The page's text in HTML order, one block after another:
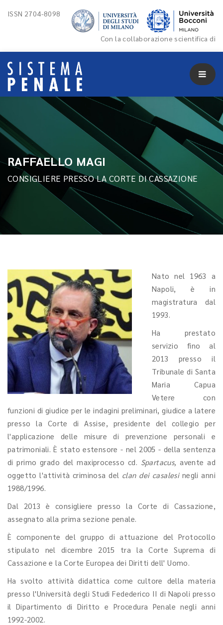
ISSN 2704-8098
Con la collaborazione scientifica di
RAFFAELLO MAGI
CONSIGLIERE PRESSO LA CORTE DI CASSAZIONE
Nato nel 1963 a
Napoli, è in
magistratura dal
1993.
Ha prestato
servizio fino al
2013 presso il
Tribunale di Santa
Maria Capua
Vetere con
funzioni di giudice per le indagini preliminari, giudice a latere
presso la Corte di Assise, presidente del collegio per
l'applicazione delle misure di prevenzione personali e
patrimoniali. È stato estensore - nel 2005 - della sentenza
di primo grado del maxiprocesso cd. Spartacus,avente ad
oggetto l'attività criminosa del clan dei casalesinegli anni
1988/1996.
Dal 2013 è consigliere presso la Corte di Cassazione,
assegnato alla prima sezione penale.
È componente del gruppo di attuazione del Protocollo
stipulato nel dicembre 2015 tra la Corte Suprema di
Cassazione e la Corte Europea dei Diritti dell' Uomo.
Ha svolto attività didattica come cultore della materia
presso l'Università degli Studi Fedederico II di Napoli presso
il Dipartimento di Diritto e Procedura Penale negli anni
1992-2002.